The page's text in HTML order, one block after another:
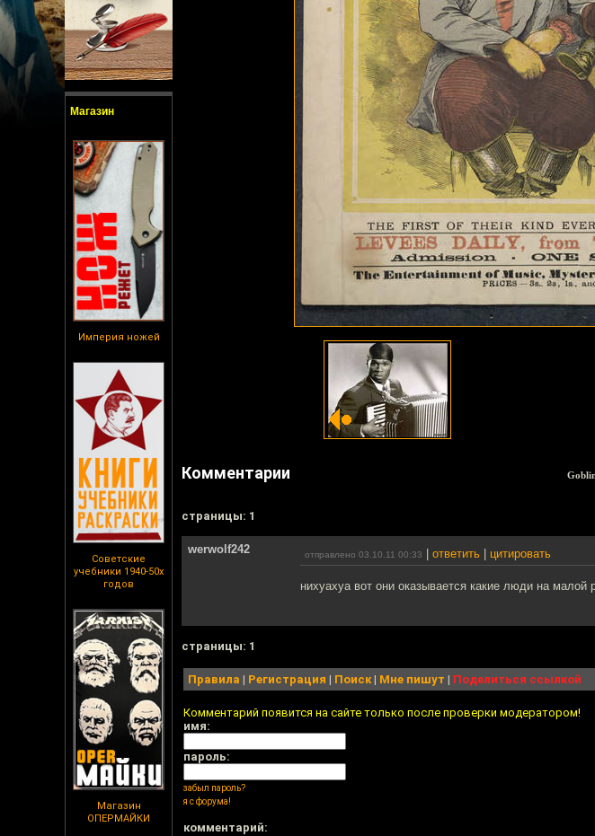
Магазин
Империя ножей
Советские
учебники 1940-50х
годов
Магазин
ОПЕРМАЙКИ
Комментарии
cтраницы: 1
werwolf242 отправлено 03.10.11 00:33 ответить цитировать
нихуахуа вот они оказывается какие люди на малой
cтраницы: 1
Правила | Регистрация | Поиск| Мне пишут | Поделиться ссылкой
Комментарий появится на сайте только после проверки модератором!
имя:
пароль:
забыл пароль?
я с форума!
комментарий: